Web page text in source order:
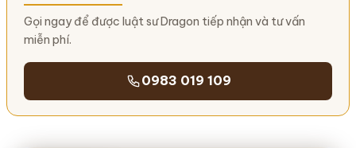
Gọi ngay để được luật sư Dragon tiếp nhận và tư vấn
miễn phí.
0983 019 109